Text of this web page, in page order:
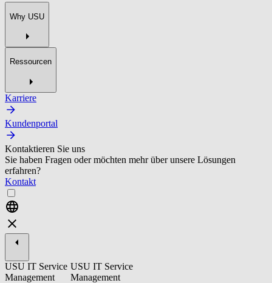
Why USU
Ressourcen
Karriere
Kundenportal
Kontaktieren Sie uns
Sie haben Fragen oder möchten mehr über unsere Lösungen
erfahren?
Kontakt
USU IT Service
Management
USU IT Service
Management